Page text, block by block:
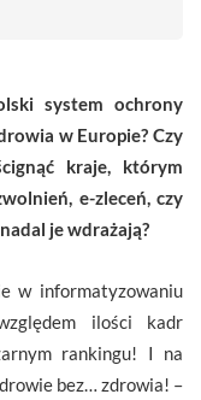
system ochrony
w Europie? Czy
kraje, którym
e-zleceń, czy
je wdrażają?
w informatyzowaniu
ilości kadr
rankingu! I na
bez… zdrowia! –